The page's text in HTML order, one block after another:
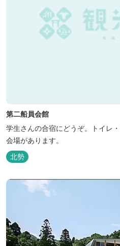
第二船員会館
学生さんの合宿にどうぞ。トイレ
会場があります。
北勢